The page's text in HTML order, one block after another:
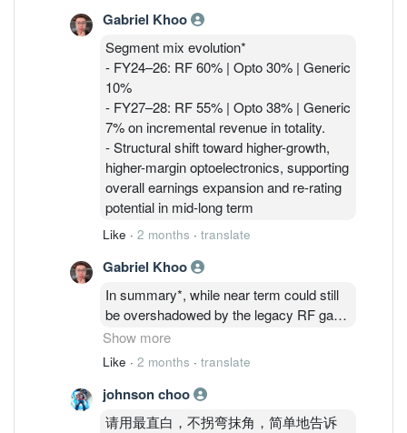
based structures) to secure design
ownership and supply chain control.
- Capability expansion from legacy low-
mid FBAR into higher-value integrated
modules (e.g., PA duplexers, mixed-
signal integration).
- Early traction via Customer consortium
- Enables advanced processes such as
wafer-to-PCB direct bonding.
Gabriel Khoo
Segment mix evolution*
- FY24–26: RF 60% | Opto 30% | Generic
10%
- FY27–28: RF 55% | Opto 38% | Generic
7% on incremental revenue in totality.
- Structural shift toward higher-growth,
higher-margin optoelectronics, supporting
overall earnings expansion and re-rating
potential in mid-long term
Like · 2 months · translate
Gabriel Khoo
In summary*, while near term could still
be overshadowed by the legacy RF gap
and FX impact, Photonics/ChipFab drives
step-change growth and margin uplift
design wins into FY27 and FY28. Longer-
term drivers: Advanced packaging +
Show more
Like · 2 months · translate
johnson choo
请用最直白，不拐弯抹角，简单地告诉